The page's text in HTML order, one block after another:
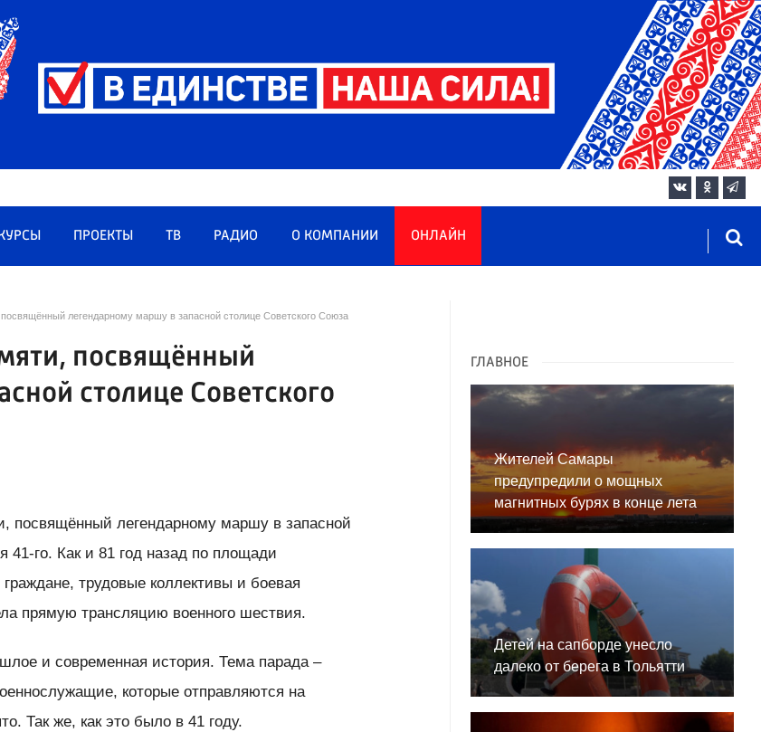
ПРОЕКТЫ ТВ РАДИО О КОМПАНИИ ОНЛАЙН
легендарному маршу в запасной столице Советского Союза
посвящённый
столице Советского
посвящённый легендарному маршу в запасной
41-го. Как и 81 год назад по площади
трудовые коллективы и боевая
прямую трансляцию военного шествия.
и современная история. Тема парада –
которые отправляются на
Так же, как это было в 41 году.
ГЛАВНОЕ
Жителей Самары
предупредили о мощных
магнитных бурях в конце лета
Детей на сапборде унесло
далеко от берега в Тольятти